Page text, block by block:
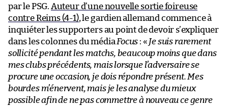
par le PSG. Auteur d’une nouvelle sortie foireuse
contre Reims (4-1), le gardien allemand commence à
inquiéter les supporters au point de devoir s’expliquer
dans les colonnes du média Focus : « Je suis rarement
sollicité pendant les matchs, beaucoup moins que dans
mes clubs précédents, mais lorsque l’adversaire se
procure une occasion, je dois répondre présent. Mes
bourdes m’énervent, mais je les analyse du mieux
possible afin de ne pas commettre à nouveau ce genre